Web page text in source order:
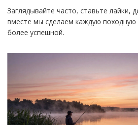
Заглядывайте часто, ставьте лайки,
вместе мы сделаем каждую
более успешной.